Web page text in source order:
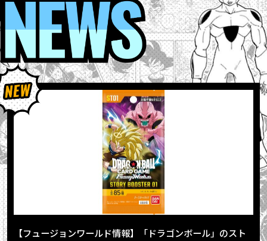
【フュージョンワールド情報】「ドラゴンボール」のスト